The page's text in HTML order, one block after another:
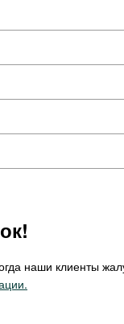
наши клиенты